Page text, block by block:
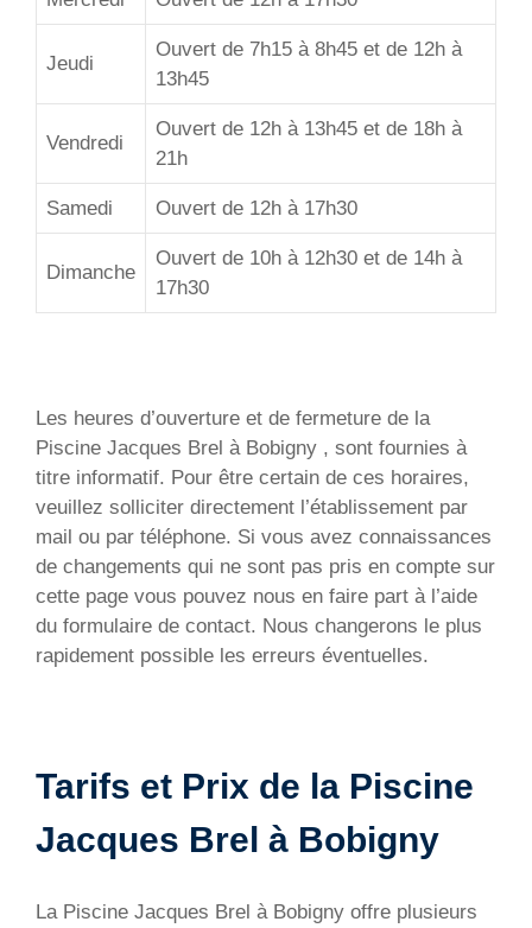
Jeudi
Ouvert de 7h15 à 8h45 et de 12h à
13h45
Vendredi
Ouvert de 12h à 13h45 et de 18h à
21h
Samedi Ouvert de 12h à 17h30
Dimanche
Ouvert de 10h à 12h30 et de 14h à
17h30
Les heures d’ouverture et de fermeture de la
Piscine Jacques Brel à Bobigny , sont fournies à
titre informatif. Pour être certain de ces horaires,
veuillez solliciter directement l’établissement par
mail ou par téléphone. Si vous avez connaissances
de changements qui ne sont pas pris en compte sur
cette page vous pouvez nous en faire part à l’aide
du formulaire de contact. Nous changerons le plus
rapidement possible les erreurs éventuelles.
Tarifs et Prix de la Piscine
Jacques Brel à Bobigny
La Piscine Jacques Brel à Bobigny offre plusieurs